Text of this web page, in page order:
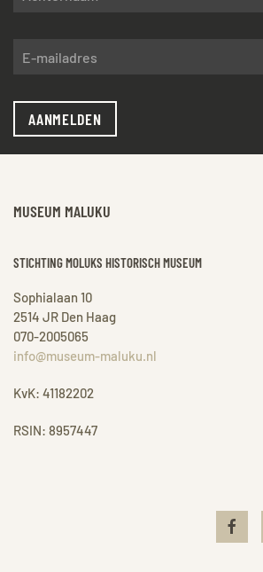
AANMELDEN
MUSEUM MALUKU
STICHTING MOLUKS HISTORISCH MUSEUM
Sophialaan 10
2514 JR Den Haag
070-2005065
info@museum-maluku.nl
KvK: 41182202
RSIN: 8957447